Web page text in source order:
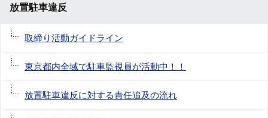
放置駐車違反
取締り活動ガイドライン
東京都内全域で駐車監視員が活動中！！
放置駐車違反に対する責任追及の流れ